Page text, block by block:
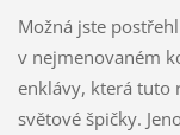
Možná jste
v nejmenovaném
enklávy, která tuto
světové špičky.